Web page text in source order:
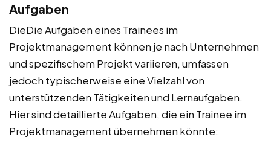
Aufgaben
DieDie Aufgaben eines Trainees im
Projektmanagement können je nach Unternehmen
und spezifischem Projekt variieren, umfassen
jedoch typischerweise eine Vielzahl von
unterstützenden Tätigkeiten und Lernaufgaben.
Hier sind detaillierte Aufgaben, die ein Trainee im
Projektmanagement übernehmen könnte: